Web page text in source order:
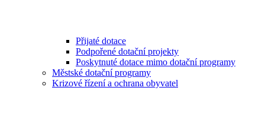
Přijaté dotace
Podpořené dotační projekty
Poskytnuté dotace mimo dotační programy
Městské dotační programy
Krizové řízení a ochrana obyvatel